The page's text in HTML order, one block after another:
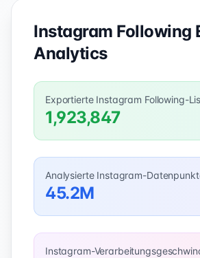
Instagram Following
Analytics
Exportierte Instagram Following-
1,923,847
Analysierte Instagram-
45.2M
Instagram-